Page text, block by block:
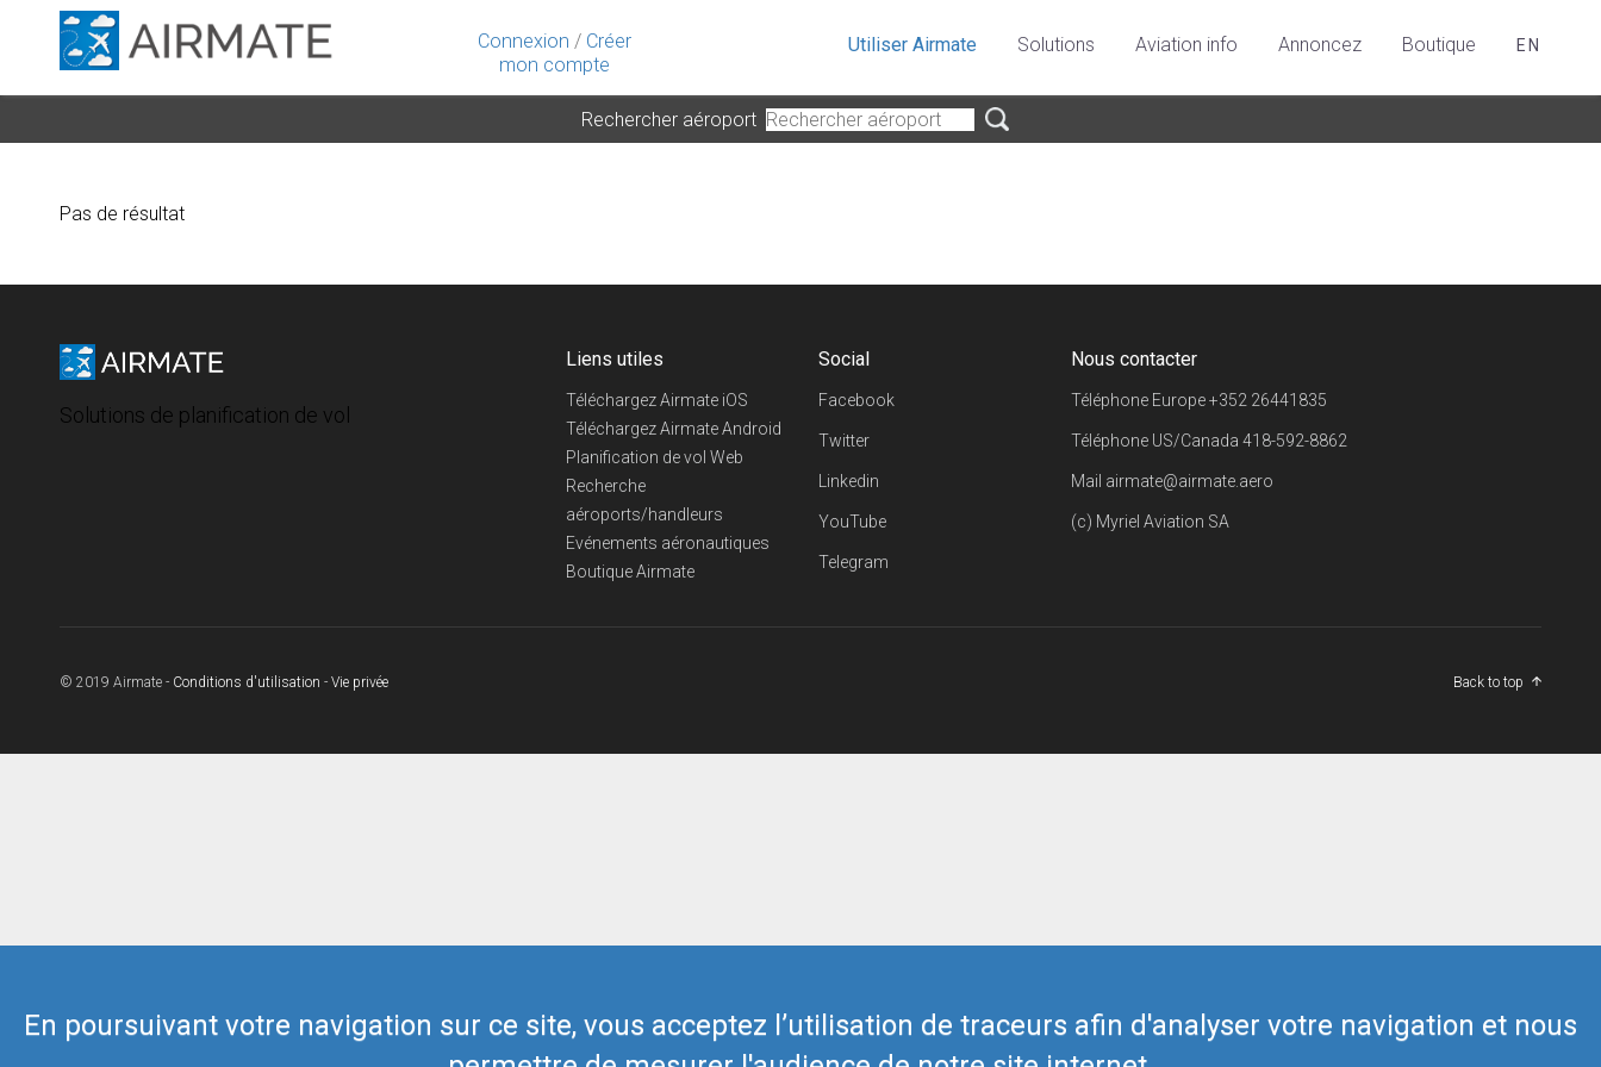
Connexion / Créer
mon compte
En poursuivant votre navigation sur ce site, vous acceptez l’utilisation de traceurs afin d'analyser votre navigation et nous
Utiliser Airmate Solutions Aviation info Annoncez Boutique EN
Rechercher aéroport
Pas de résultat
Solutions de planification de vol
Liens utiles
Téléchargez Airmate iOS
Téléchargez Airmate Android
Planification de vol Web
Recherche
aéroports/handleurs
Evénements aéronautiques
Boutique Airmate
Social
Facebook
Twitter
Linkedin
YouTube
Telegram
Nous contacter
Téléphone Europe+352 26441835
Téléphone US/Canada418-592-8862
Mail airmate@airmate.aero
(c) Myriel Aviation SA
© 2019 Airmate - Conditions d'utilisation - Vie privée Back to top